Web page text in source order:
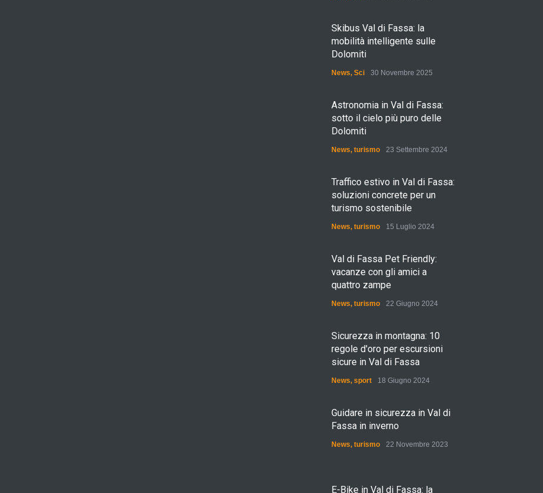
Skibus Val di Fassa: la
mobilità intelligente sulle
Dolomiti
News, Sci 30 Novembre 2025
Astronomia in Val di Fassa:
sotto il cielo più puro delle
Dolomiti
News, turismo 23 Settembre 2024
Traffico estivo in Val di Fassa:
soluzioni concrete per un
turismo sostenibile
News, turismo 15 Luglio 2024
Val di Fassa Pet Friendly:
vacanze con gli amici a
quattro zampe
News, turismo 22 Giugno 2024
Sicurezza in montagna: 10
regole d'oro per escursioni
sicure in Val di Fassa
News, sport 18 Giugno 2024
Guidare in sicurezza in Val di
Fassa in inverno
News, turismo 22 Novembre 2023
E-Bike in Val di Fassa: la